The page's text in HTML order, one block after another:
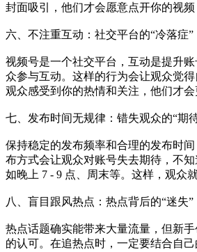
封面吸引，他们才会愿意点开你的视频
六、不注重互动：社交平台的“冷落症”
视频号是一个社交平台，互动是提升
众参与互动。这样的行为会让观众觉
观众感受到你的热情和关注，他们才
七、发布时间无规律：错失观众的“期
保持稳定的发布频率和合理的发布时
布方式会让观众对账号失去期待，不
如晚上 7 - 9 点、周末等。这样，观众
八、盲目跟风热点：热点背后的“迷失”
热点话题确实能带来大量流量，但新
的认可。在追热点时，一定要结合自